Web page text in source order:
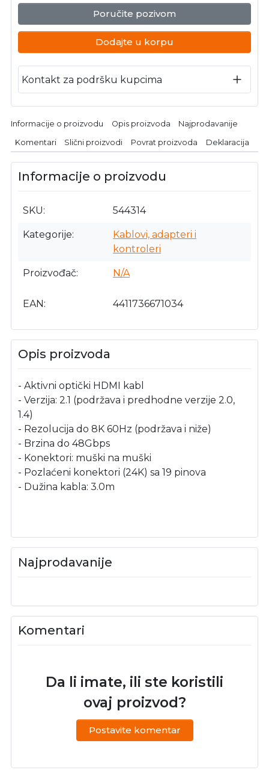
Poručite pozivom
Dodajte u korpu
Kontakt za podršku kupcima
Informacije o proizvodu Opis proizvoda Najprodavanije
Komentari Slični proizvodi Povrat proizvoda Deklaracija
Informacije o proizvodu
SKU 544314
Kategorije
Kablovi, adapteri i
kontroleri
Proizvođač N/A
EAN 4411736671034
Opis proizvoda
- Aktivni optički HDMI kabl
- Verzija: 2.1 (podržava i predhodne verzije 2.0,
1.4)
- Rezolucija do 8K 60Hz (podržava i niže)
- Brzina do 48Gbps
- Konektori: muški na muški
- Pozlaćeni konektori (24K) sa 19 pinova
- Dužina kabla: 3.0m
Najprodavanije
Komentari
Da li imate, ili ste koristili
ovaj proizvod?
Postavite komentar